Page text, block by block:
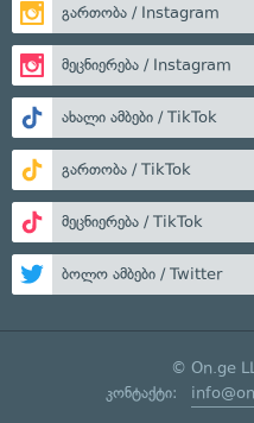
გართობა / Instagram
მეცნიერება / Instagram
ახალი ამბები / TikTok
გართობა / TikTok
მეცნიერება / TikTok
ბოლო ამბები / Twitter
© On.ge
კონტაქტი: